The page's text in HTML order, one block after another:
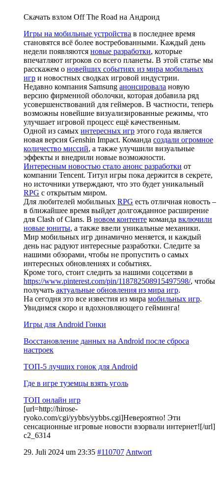
Скачать взлом Off The Road на Андроид
Игры на мобильные устройства в последнее время
становятся всё более востребованными. Каждый день
недели появляются новые разработки, которые
впечатляют игроков со всего планеты. В этой статье мы
расскажем о новейших событиях из мира мобильных
игр и новостных сводках игровой индустрии.
Недавно компания Samsung анонсировала новую
версию фирменной оболочки, которая добавила ряд
усовершенствований для геймеров. В частности, теперь
возможны новейшие визуализированные режимы, что
улучшает игровой процесс ещё качественным.
Одной из самых интересных игр этого года является
новая версия Genshin Impact. Команда создали огромное
количество миссий, а также улучшили визуальные
эффекты и внедрили новые возможности.
Интересным новостью стало анонс разработки от
компании Tencent. Титул игры пока держится в секрете,
но источники утверждают, что это будет уникальный
RPG с открытым миром.
Для любителей мобильных RPG есть отличная новость –
в ближайшее время выйдет долгожданное расширение
для Clash of Clans. В новом контенте команда включили
новые юниты, а также ввели уникальные механики.
Мир мобильных игр динамично меняется, и каждый
день нас радуют интересные разработки. Следите за
нашими обзорами, чтобы не пропустить о самых
интересных обновлениях и событиях.
Кроме того, стоит следить за нашими соцсетями в
https://www.pinterest.com/pin/118782508915497598/, чтобы
получать актуальные обновления из мира игр.
На сегодня это все известия из мира мобильных игр.
Увидимся скоро и вдохновляющего гейминга!
Игры для Android Гонки
Восстановление данных на Android после сброса
настроек
ТОП-5 лучших гонок для Android
Где в игре туземцы взять уголь
ТОП онлайн игр
[url=http://hirose-
ryoko.com/cgi/yybbs/yybbs.cgi]Невероятно! Эти
сенсационные игровые новости взорвали интернет![/url]
c2_6314
29. Juli 2024 um 23:35 #110707 Antwort